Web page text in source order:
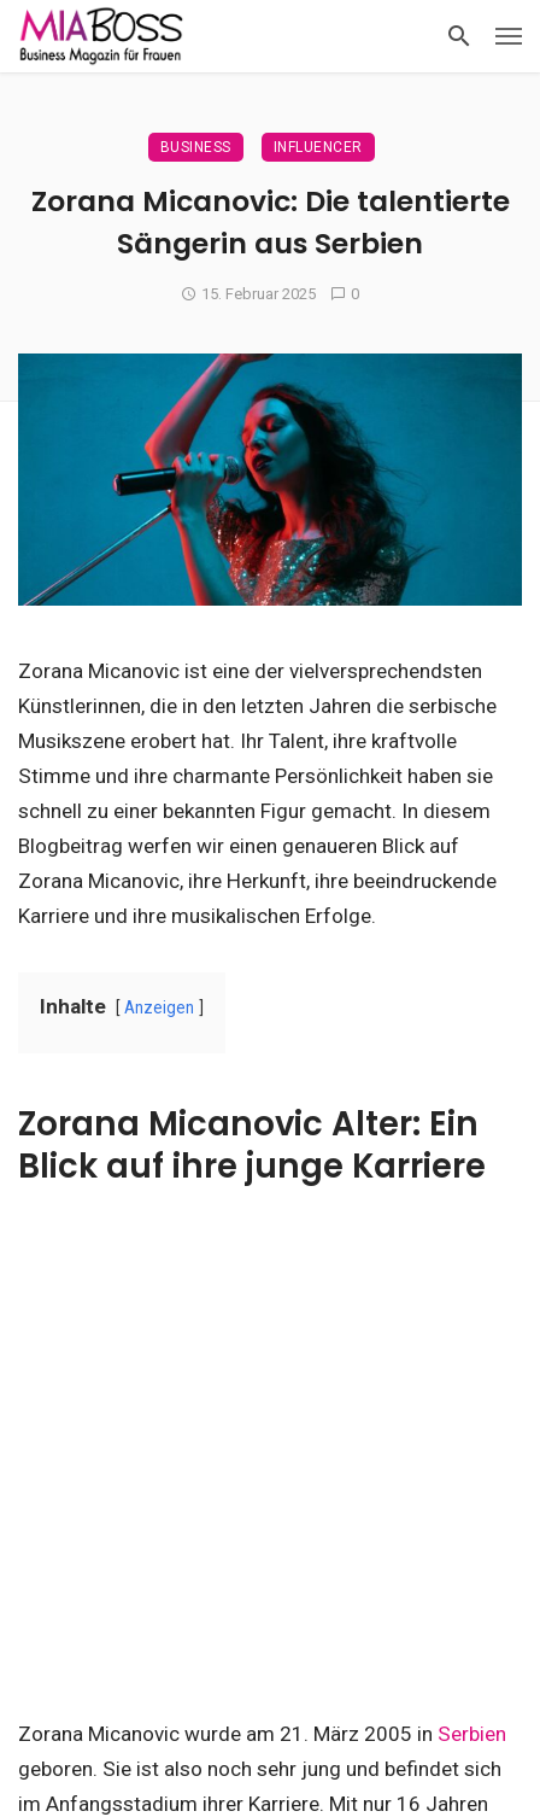
BUSINESS INFLUENCER
Zorana Micanovic: Die talentierte
Sängerin aus Serbien
15. Februar 2025 0
Zorana Micanovic ist eine der vielversprechendsten
Künstlerinnen, die in den letzten Jahren die serbische
Musikszene erobert hat. Ihr Talent, ihre kraftvolle
Stimme und ihre charmante Persönlichkeit haben sie
schnell zu einer bekannten Figur gemacht. In diesem
Blogbeitrag werfen wir einen genaueren Blick auf
Zorana Micanovic, ihre Herkunft, ihre beeindruckende
Karriere und ihre musikalischen Erfolge.
Inhalte Anzeigen
Zorana Micanovic Alter: Ein
Blick auf ihre junge Karriere
Zorana Micanovic wurde am 21. März 2005 in Serbien
geboren. Sie ist also noch sehr jung und befindet sich
im Anfangsstadium ihrer Karriere. Mit nur 16 Jahren